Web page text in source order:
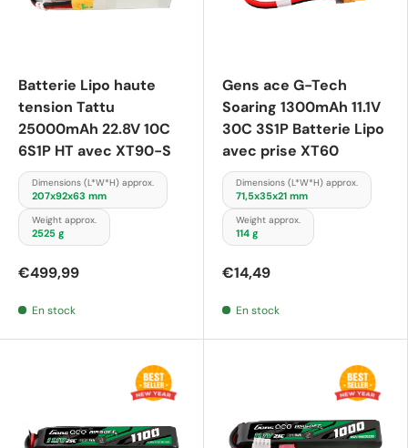
Batterie Lipo haute
tension Tattu
25000mAh 22.8V 10C
6S1P HT avec XT90-S
Dimensions (L*W*H) approx.
207x92x63 mm
Weight approx.
2525 g
€499,99
En stock
Gens ace G-Tech
Soaring 1300mAh 11.1V
30C 3S1P Batterie Lipo
avec prise XT60
Dimensions (L*W*H) approx.
71,5x35x21 mm
Weight approx.
114 g
€14,49
En stock